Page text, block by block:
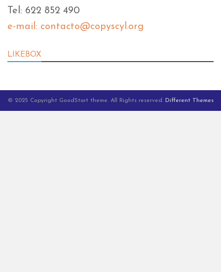
Tel: 622 852 490
e-mail: contacto@copyscyl.org
LIKEBOX
© 2025 Copyright GoodStart theme. All Rights reserved. Different Themes